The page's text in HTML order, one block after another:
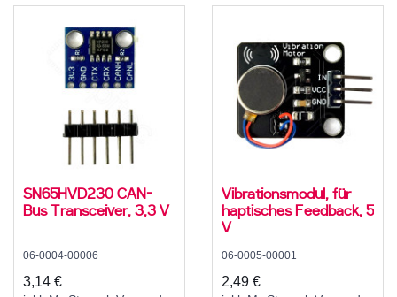
SN65HVD230 CAN-
Bus Transceiver, 3,3 V
06-0004-00006
3,14 €
Vibrationsmodul, für
haptisches Feedback, 5
V
06-0005-00001
2,49 €